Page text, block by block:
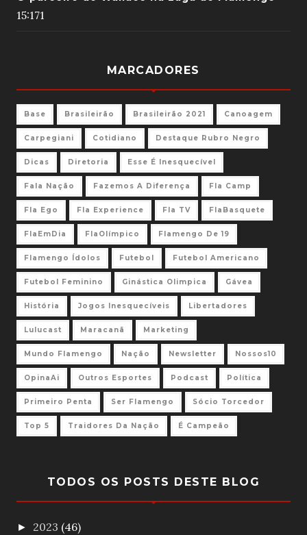
15:171
MARCADORES
Base Brasileirão Brasileirão 2021 Canoagem
Carpegiani Cotidiano Destaque Rubro Negro
Dicas Diretoria Esse É Inesquecível
Fala Nação Fazemos A Diferença Fla Camp
Fla Ego Fla Experience Fla TV FlaBasquete
FlaEmDia FlaOlímpico Flamengo De 19
Flamengo Ídolos Futebol Futebol Americano
Futebol Feminino Ginástica Olimpica Gávea
História Jogos Inesquecíveis Libertadores
Lulucast Maracanã Marketing
Mundo Flamengo Nação Newsletter Nossos10
OpinaAi Outros Esportes Podcast Política
Primeiro Penta Ser Flamengo Sócio Torcedor
Top 5 Traidores Da Nação É Campeão
TODOS OS POSTS DESTE BLOG
► 2023 (46)